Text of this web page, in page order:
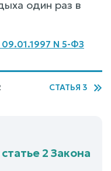
один раз в
N 5-ФЗ
СТАТЬЯ 3
2 Закона